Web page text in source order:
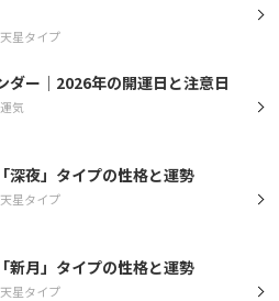
天星タイプ
ダー｜2026年の開運日と注意日
運気
深夜」タイプの性格と運勢
天星タイプ
新月」タイプの性格と運勢
天星タイプ